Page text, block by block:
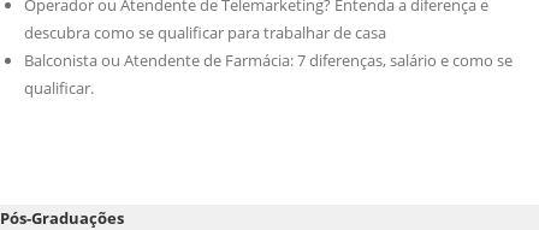
Operador ou Atendente de Telemarketing? Entenda a diferença e
descubra como se qualificar para trabalhar de casa
Balconista ou Atendente de Farmácia: 7 diferenças, salário e como se
qualificar.
Pós-Graduações